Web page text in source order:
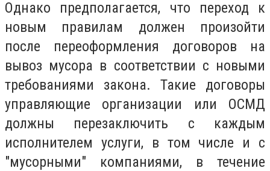
Однако предполагается, что переход к
новым правилам должен произойти
после переоформления договоров на
вывоз мусора в соответствии с новыми
требованиями закона. Такие договоры
управляющие организации или ОСМД
должны перезаключить с каждым
исполнителем услуги, в том числе и с
"мусорными" компаниями, в течение